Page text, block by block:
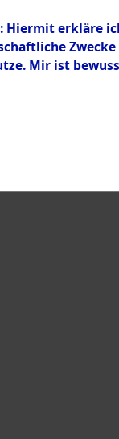
erkläre
Mir ist